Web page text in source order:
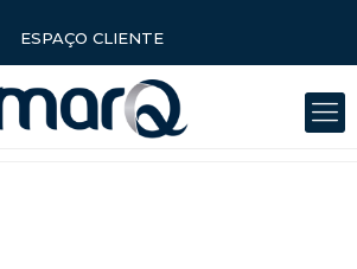
ESPAÇO CLIENTE